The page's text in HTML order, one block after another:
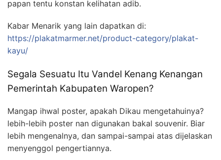
papan tentu konstan kelihatan adib.
Kabar Menarik yang lain dapatkan di:
https://plakatmarmer.net/product-category/plakat-
kayu/
Segala Sesuatu Itu Vandel Kenang Kenangan
Pemerintah Kabupaten Waropen?
Mangap ihwal poster, apakah Dikau mengetahuinya?
lebih-lebih poster nan digunakan bakal souvenir. Biar
lebih mengenalnya, dan sampai-sampai atas dijelaskan
menyenggol pengertiannya.